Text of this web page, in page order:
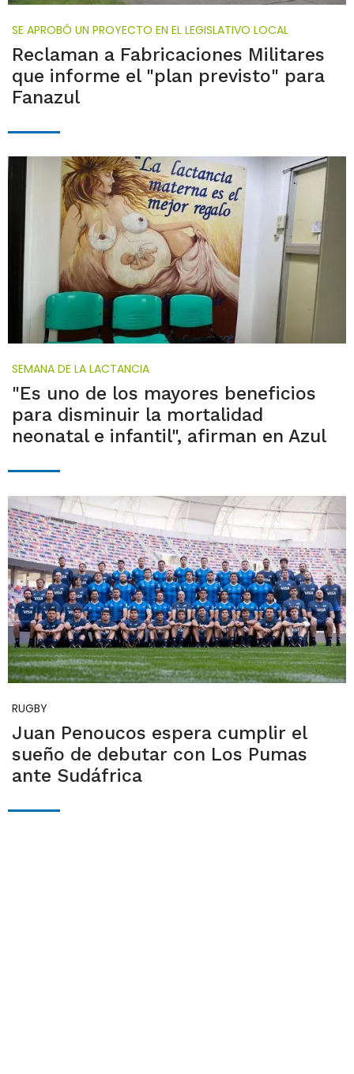
SE APROBÓ UN PROYECTO EN EL LEGISLATIVO LOCAL
Reclaman a Fabricaciones Militares
que informe el "plan previsto" para
Fanazul
SEMANA DE LA LACTANCIA
"Es uno de los mayores beneficios
para disminuir la mortalidad
neonatal e infantil", afirman en Azul
RUGBY
Juan Penoucos espera cumplir el
sueño de debutar con Los Pumas
ante Sudáfrica